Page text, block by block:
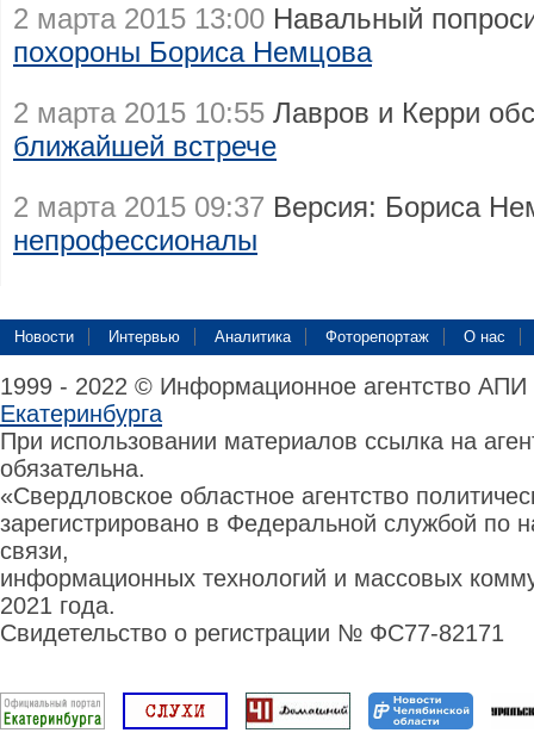
2 марта 2015 13:00 Навальный
похороны Бориса Немцова
2 марта 2015 10:55 Лавров и Керри
ближайшей встрече
2 марта 2015 09:37 Версия: Бориса
непрофессионалы
Новости Интервью Аналитика Фоторепортаж О нас
1999 - 2022 © Информационное агентство
Екатеринбурга
При использовании материалов ссылка на
обязательна.
«Свердловское областное агентство
зарегистрировано в Федеральной службой по
связи,
информационных технологий и массовых
2021 года.
Свидетельство о регистрации № ФС77-82171